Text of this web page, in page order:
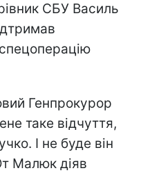
СБУ Василь
Генпрокурор
таке відчуття,
І не буде він
Малюк діяв